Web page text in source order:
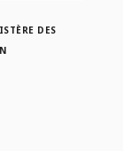
DES